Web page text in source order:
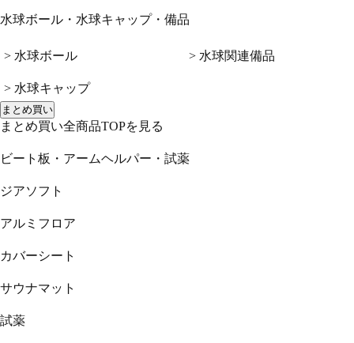
水球ボール・水球キャップ・備品
> 水球ボール
> 水球キャップ
> 水球関連備品
まとめ買い
まとめ買い全商品TOPを見る
ビート板・アームヘルパー・試薬
ジアソフト
アルミフロア
カバーシート
サウナマット
試薬